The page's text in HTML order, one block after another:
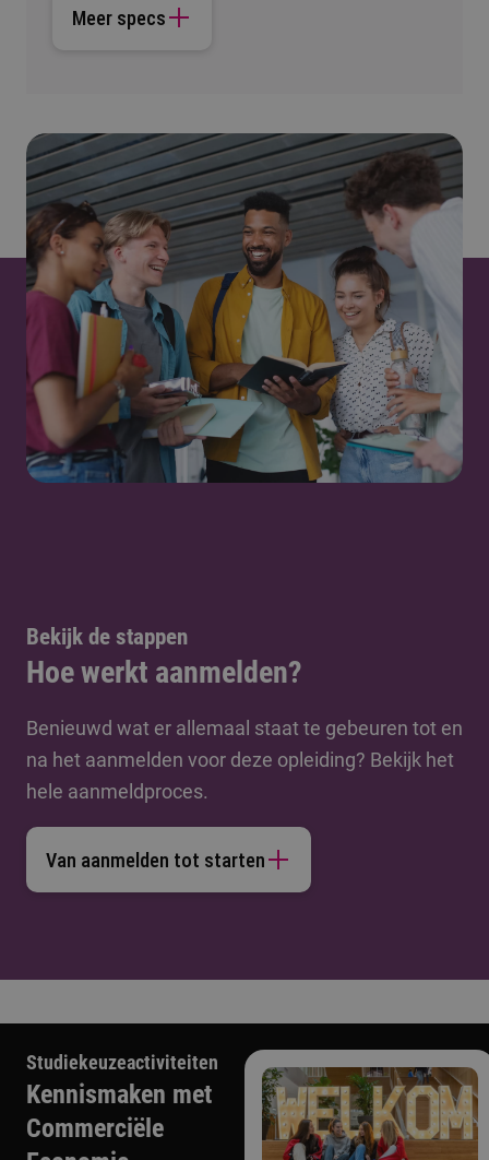
Meer specs
Bekijk de stappen
Hoe werkt aanmelden?
Benieuwd wat er allemaal staat te gebeuren tot en
na het aanmelden voor deze opleiding? Bekijk het
hele aanmeldproces.
Van aanmelden tot starten
Studiekeuzeactiviteiten
Kennismaken met
Commerciële